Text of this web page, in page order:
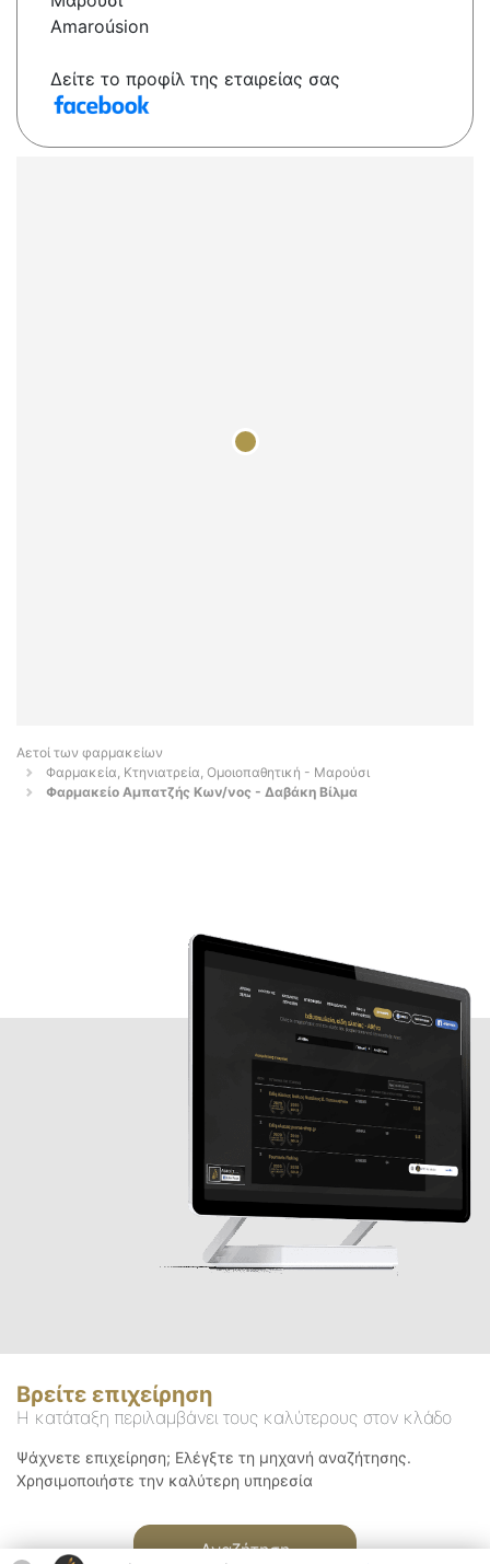
Amaroúsion
Δείτε το προφίλ της εταιρείας σας
Αετοί των φαρμακείων
Φαρμακεία, Κτηνιατρεία, Ομοιοπαθητική - Μαρούσι
Φαρμακείο Αμπατζής Κων/νος - Δαβάκη Βίλμα
Βρείτε επιχείρηση
Η κατάταξη περιλαμβάνει τους καλύτερους στον κλάδο
Ψάχνετε επιχείρηση; Ελέγξτε τη μηχανή αναζήτησης.
Χρησιμοποιήστε την καλύτερη υπηρεσία
Αναζήτηση